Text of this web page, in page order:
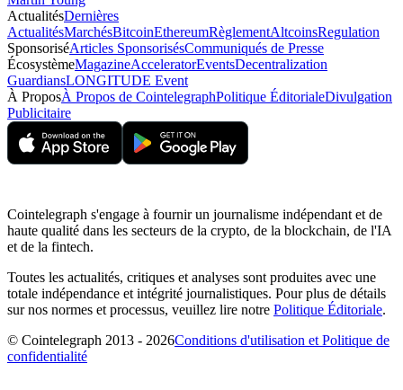
ActualitésDernières
ActualitésMarchésBitcoinEthereumRèglementAltcoinsRegulation
SponsoriséArticles SponsorisésCommuniqués de Presse
ÉcosystèmeMagazineAcceleratorEventsDecentralization
GuardiansLONGITUDE Event
À ProposÀ Propos de CointelegraphPolitique ÉditorialeDivulgation
Publicitaire
Cointelegraph s'engage à fournir un journalisme indépendant et de
haute qualité dans les secteurs de la crypto, de la blockchain, de l'IA
et de la fintech.
Toutes les actualités, critiques et analyses sont produites avec une
totale indépendance et intégrité journalistiques. Pour plus de détails
sur nos normes et processus, veuillez lire notre Politique Éditoriale.
© Cointelegraph 2013 - 2026Conditions d'utilisation et Politique de
confidentialité